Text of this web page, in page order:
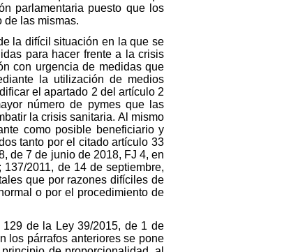
parlamentaria puesto que los
de las mismas.
la difícil situación en la que se
para hacer frente a la crisis
con urgencia de medidas que
la utilización de medios
el apartado 2 del artículo 2
número de pymes que las
la crisis sanitaria. Al mismo
como posible beneficiario y
tanto por el citado artículo 33
de 7 de junio de 2018, FJ 4, en
2011, de 14 de septiembre,
que por razones difíciles de
o por el procedimiento de
de la Ley 39/2015, de 1 de
los párrafos anteriores se pone